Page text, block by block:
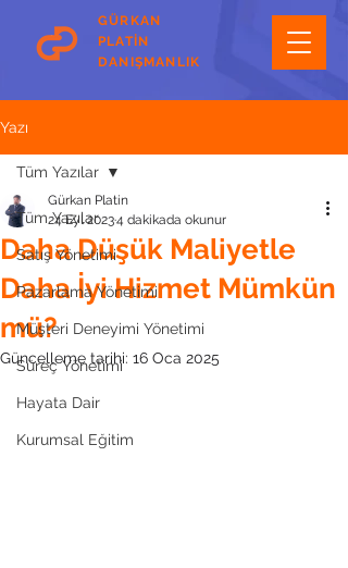
GÜRKAN
PLATİN
DANIŞMANLIK
Yazı
Tüm Yazılar
Satış Yönetimi
Pazarlama Yönetimi
Müşteri Deneyimi Yönetimi
Süreç Yönetimi
Hayata Dair
Kurumsal Eğitim
Tüm Yazılar
Daha Düşük Maliyetle
Daha İyi Hizmet Mümkün
mü?
Gürkan Platin
24 Eyl 20234 dakikada okunur
Güncelleme tarihi: 16 Oca 2025